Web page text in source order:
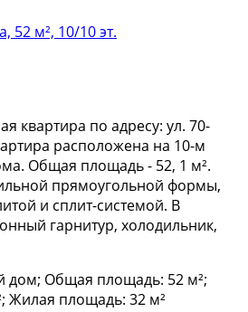
52 м², 10/10 эт.
квартира по адресу: ул. 70-
расположена на 10-м
Общая площадь - 52, 1 м².
прямоугольной формы,
и сплит-системой. В
гарнитур, холодильник,
дом; Общая площадь: 52 м²;
Жилая площадь: 32 м²